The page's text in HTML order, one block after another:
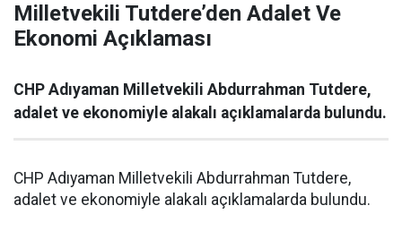
Milletvekili Tutdere’den Adalet Ve
Ekonomi Açıklaması
CHP Adıyaman Milletvekili Abdurrahman Tutdere,
adalet ve ekonomiyle alakalı açıklamalarda bulundu.
CHP Adıyaman Milletvekili Abdurrahman Tutdere,
adalet ve ekonomiyle alakalı açıklamalarda bulundu.